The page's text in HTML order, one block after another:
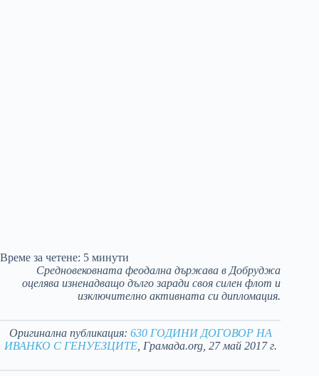
Време за четене: 5 минути
Средновековната феодална държава в Добруджа
оцелява изненадващо дълго заради своя силен флот и
изключително активната си дипломация.
Оригинална публикация: 630 ГОДИНИ ДОГОВОР НА
ИВАНКО С ГЕНУЕЗЦИТЕ, Грамада.org, 27 май 2017 г.